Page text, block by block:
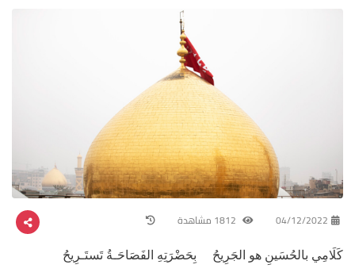
04/12/2022
كَلَامِي بالحُسَينِ هو الجَرِيحُ بِحَضْرَتِهِ الفَصَاحَـةُ تَستَـرِيحُ